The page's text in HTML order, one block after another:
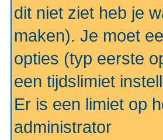
dit niet ziet heb je
maken). Je moet
opties (typ eerste
een tijdslimiet
Er is een limiet op
administrator